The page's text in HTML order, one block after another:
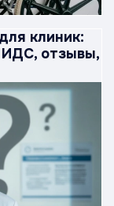
клиник:
ИДС, отзывы,